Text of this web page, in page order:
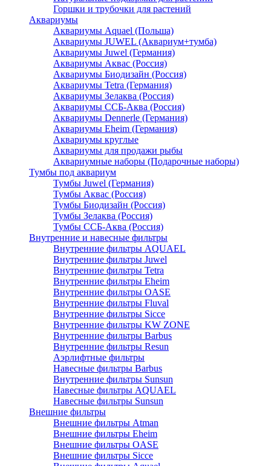
Горшки и трубочки для растений
Аквариумы
Аквариумы Aquael (Польша)
Аквариумы JUWEL (Аквариум+тумба)
Аквариумы Juwel (Германия)
Аквариумы Аквас (Россия)
Аквариумы Биодизайн (Россия)
Аквариумы Tetra (Германия)
Аквариумы Зелаква (Россия)
Аквариумы ССБ-Аква (Россия)
Аквариумы Dennerle (Германия)
Аквариумы Eheim (Германия)
Аквариумы круглые
Аквариумы для продажи рыбы
Аквариумные наборы (Подарочные наборы)
Тумбы под аквариум
Тумбы Juwel (Германия)
Тумбы Аквас (Россия)
Тумбы Биодизайн (Россия)
Тумбы Зелаква (Россия)
Тумбы ССБ-Аква (Россия)
Внутренние и навесные фильтры
Внутренние фильтры AQUAEL
Внутренние фильтры Juwel
Внутренние фильтры Tetra
Внутренние фильтры Eheim
Внутренние фильтры OASE
Внутренние фильтры Fluval
Внутренние фильтры Sicce
Внутренние фильтры KW ZONE
Внутренние фильтры Barbus
Внутренние фильтры Resun
Аэрлифтные фильтры
Навесные фильтры Barbus
Внутренние фильтры Sunsun
Навесные фильтры AQUAEL
Навесные фильтры Sunsun
Внешние фильтры
Внешние фильтры Atman
Внешние фильтры Eheim
Внешние фильтры OASE
Внешние фильтры Sicce